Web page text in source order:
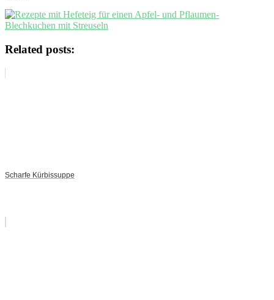
Related posts:
Scharfe Kürbissuppe